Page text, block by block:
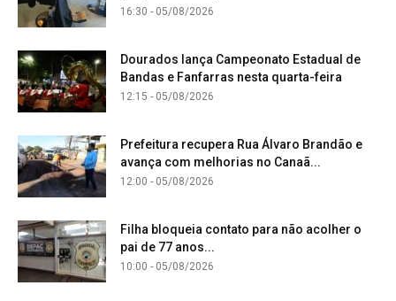
16:30 - 05/08/2026
Dourados lança Campeonato Estadual de
Bandas e Fanfarras nesta quarta-feira
12:15 - 05/08/2026
Prefeitura recupera Rua Álvaro Brandão e
avança com melhorias no Canaã...
12:00 - 05/08/2026
Filha bloqueia contato para não acolher o
pai de 77 anos...
10:00 - 05/08/2026